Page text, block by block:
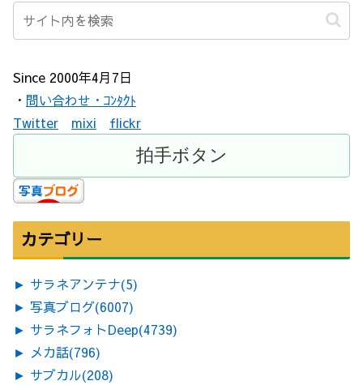
Since 2000年4月7日
・ 問い合わせ・ｺﾝﾀｸﾄ
Twitter
mixi flickr
カテゴリー
► サラネアンテナ(5)
► 写真ブログ(6007)
► サラネフォトDeep(4739)
► メカ話(796)
► サブカル(208)